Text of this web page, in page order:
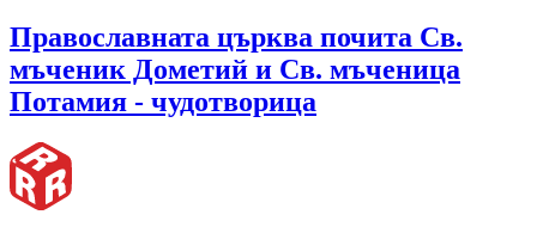
Православната църква почита Св.
мъченик Дометий и Св. мъченица
Потамия - чудотворица